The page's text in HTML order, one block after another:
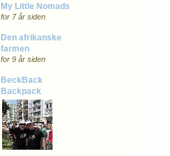
My Little Nomads
for 7 år siden
Den afrikanske
farmen
for 9 år siden
BeckBack
Backpack